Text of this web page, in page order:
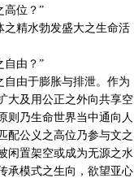
大及用公正之外向共享空
则乃生命世界当中通向人
配公义之高位乃参与文之
闲置架空或成为无源之水
承模式之生向，欲望亚心